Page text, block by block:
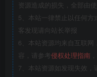
资源造成的损失，全部由
5、本站一律禁止以任何方
客发现请向站长举报
6、本站资源均来自互联
容，请参考侵权处理指南
7、本站资源如发现失效，